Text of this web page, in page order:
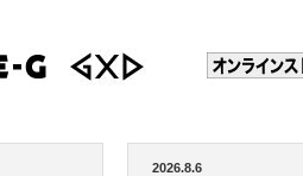
2026.8.6